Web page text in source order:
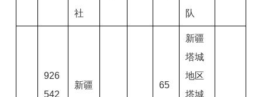
社
队
926
542
新疆
65
新疆
塔城
地区
塔城